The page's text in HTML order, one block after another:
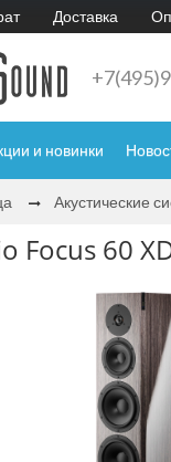
Доставка
и новинки
Акустические
Focus 60